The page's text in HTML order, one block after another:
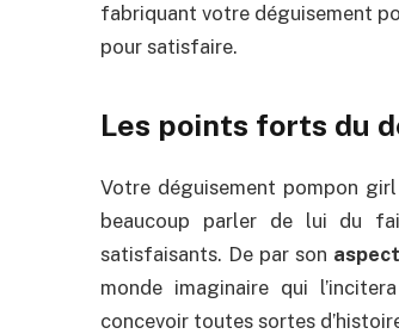
fabriquant votre déguisement
pour satisfaire.
Les points forts du
Votre déguisement pompon
beaucoup parler de lui du
satisfaisants. De par son
monde imaginaire qui
concevoir toutes sortes